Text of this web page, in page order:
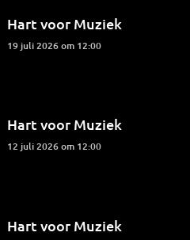
Hart voor Muziek
19 juli 2026 om 12:00
Hart voor Muziek
12 juli 2026 om 12:00
Hart voor Muziek